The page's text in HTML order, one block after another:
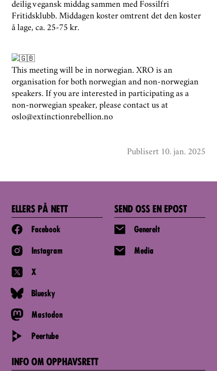
deilig vegansk middag sammen med Fossilfri
Fritidsklubb. Middagen koster omtrent det den koster
å lage, ca. 25-75 kr.
This meeting will be in norwegian. XRO is an
organisation for both norwegian and non-norwegian
speakers. If you are interested in participating as a
non-norwegian speaker, please contact us at
oslo@extinctionrebellion.no
Publisert 10. jan. 2025
ELLERS PÅ NETT
Facebook
Instagram
X
Bluesky
Mastodon
Peertube
SEND OSS EN EPOST
Generelt
Media
INFO OM OPPHAVSRETT